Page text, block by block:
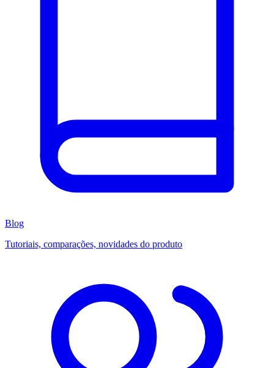
Blog
Tutoriais, comparações, novidades do produto